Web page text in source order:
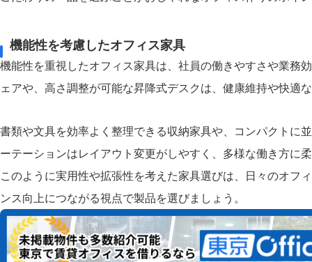
機能性を考慮したオフィス家具
機能性を重視したオフィス家具は、社員の働きやすさや業務
ェアや、高さ調整が可能な昇降式デスクは、健康維持や快適
書類や文具を効率よく整理できる収納家具や、コンパクトに
ーテーションはレイアウト変更がしやすく、多様な働き方に
このように実用性や拡張性を考えた家具選びは、日々のオフ
ンス向上につながる視点で製品を選びましょう。